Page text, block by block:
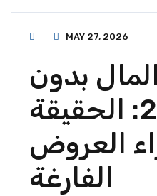
MAY 27, 2026
بدون
إيداع 2026: الحقيقة
العروض
الفارغة